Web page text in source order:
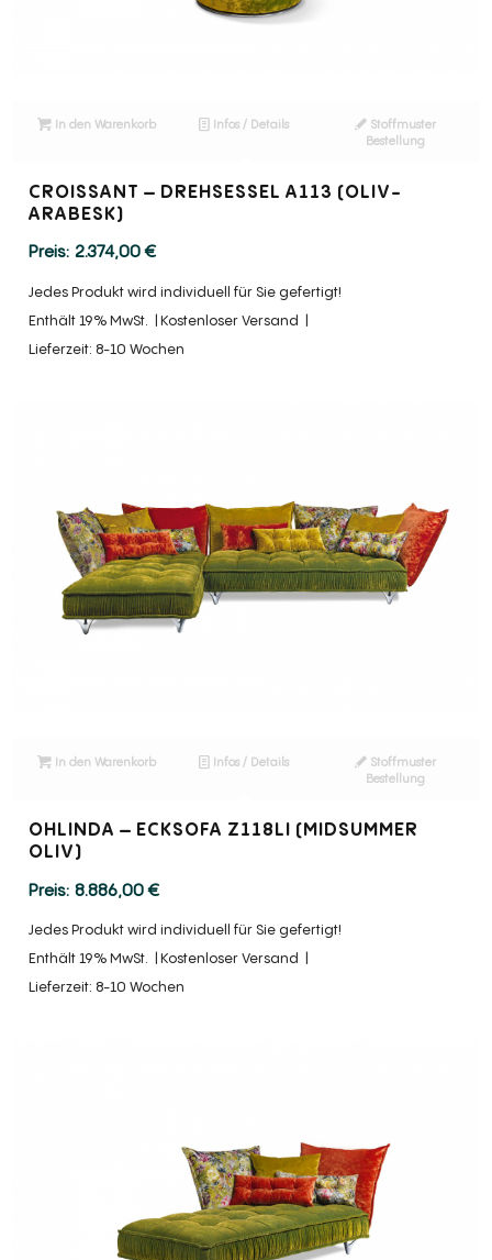
In den Warenkorb Infos / Details
Stoffmuster
Bestellung
CROISSANT – DREHSESSEL A113 (OLIV-
ARABESK)
2.374,00€
Jedes Produkt wird individuell für Sie gefertigt!
Enthält 19% MwSt.
Kostenloser Versand
Lieferzeit: 8-10 Wochen
In den Warenkorb Infos / Details
Stoffmuster
Bestellung
OHLINDA – ECKSOFA Z118LI (MIDSUMMER
OLIV)
8.886,00€
Jedes Produkt wird individuell für Sie gefertigt!
Enthält 19% MwSt.
Kostenloser Versand
Lieferzeit: 8-10 Wochen